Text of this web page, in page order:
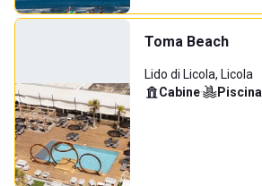
Toma Beach
Lido di Licola, Licola
Cabine· Piscina